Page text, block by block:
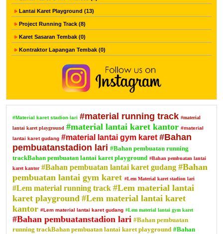
Lantai Karet Playground (13)
Project Running Track (8)
Karet Sasaran Tembak (0)
Kontraktor Lapangan Tembak (0)
#Material karet stadion lari #material running track #material
lantai karet playground #material lantai karet kantor #material
lantai karet gudang #material lantai gym karet #Bahan
pembuatanstadion lari #Bahan pembuatan running
trackBahan pembuatan lantai karet playground #Bahan pembuatan lantai
karet kantor #Bahan pembuatan lantai karet gudang #Bahan
pembuatan lantai gym karet #Lem Material karet stadion lari
#Lem material running track #Lem material lantai
karet playground #Lem material lantai karet
kantor #Lem material lantai karet gudang #Lem material lantai gym karet
#Bahan pembuatanstadion lari #Bahan pembuatan
running trackBahan pembuatan lantai karet playground #Bahan